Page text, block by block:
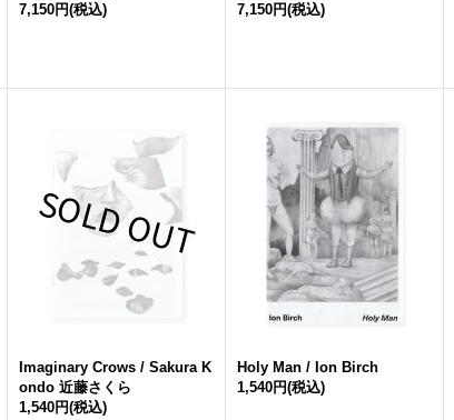
7,150円(税込)
7,150円(税込)
Imaginary Crows / Sakura K
ondo 近藤さくら
1,540円(税込)
Holy Man / Ion Birch
1,540円(税込)